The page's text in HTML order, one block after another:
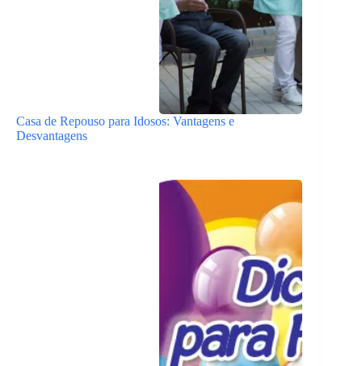
Casa de Repouso para Idosos: Vantagens e
Desvantagens